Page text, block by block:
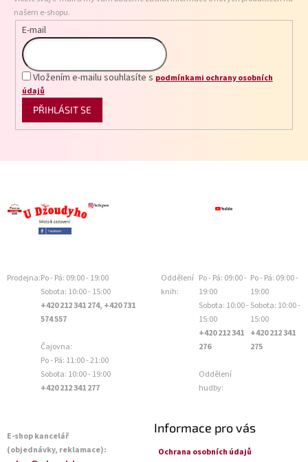
našem e-shopu.
E-mail
Vložením e-mailu souhlasíte s podmínkami ochrany osobních
údajů
PŘIHLÁSIT SE
Prodejna:Po - Pá: 09:00 - 19:00
Sobota: 10:00 - 15:00
+420 212 341 274, +420 731
574 557
Čajovna:
Po - Pá: 11:00 - 21:00
Sobota: 10:00 - 19:00
+420 212 341 277
Oddělení
knih:
Po - Pá: 09:00 -
19:00
Sobota: 10:00 -
15:00
+420 212 341
276
Oddělení
hudby:
Po - Pá: 09:00 -
19:00
Sobota: 10:00 -
15:00
+420 212 341
275
E-shop kancelář
(objednávky, reklamace):
Informace pro vás
Ochrana osobních údajů